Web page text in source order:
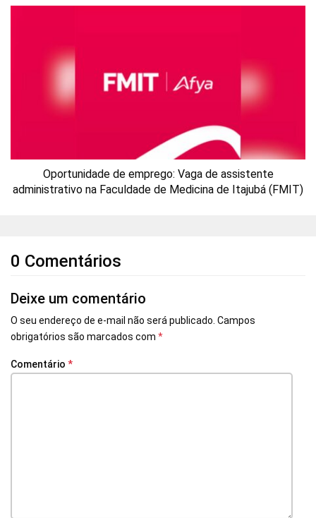
Oportunidade de emprego: Vaga de assistente
administrativo na Faculdade de Medicina de Itajubá (FMIT)
0 Comentários
Deixe um comentário
O seu endereço de e-mail não será publicado. Campos
obrigatórios são marcados com *
Comentário *